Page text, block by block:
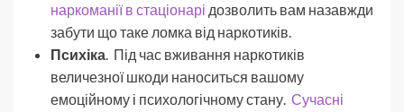
наркоманії в стаціонарі дозволить вам назавжди
забути що таке ломка від наркотиків.
Психіка. Під час вживання наркотиків
величезної шкоди наноситься вашому
емоційному і психологічному стану. Сучасні